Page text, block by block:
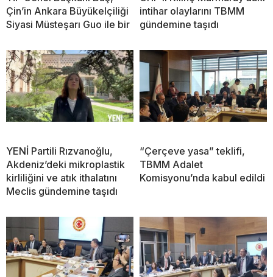
Çin’in Ankara Büyükelçiliği
Siyasi Müsteşarı Guo ile bir
intihar olaylarını TBMM
gündemine taşıdı
YENİ Partili Rızvanoğlu,
Akdeniz’deki mikroplastik
kirliliğini ve atık ithalatını
Meclis gündemine taşıdı
“Çerçeve yasa” teklifi,
TBMM Adalet
Komisyonu’nda kabul edildi